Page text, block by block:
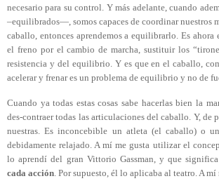
necesario para su control. Y más adelante, cuando
–equilibrados—, somos capaces de coordinar nuestros
caballo, entonces aprendemos a equilibrarlo. Es
el freno por el cambio de marcha, sustituir los
resistencia y del equilibrio. Y es que en el caballo,
acelerar y frenar es un problema de equilibrio y no de
Cuando ya todas estas cosas sabe hacerlas bien la
des-contraer todas las articulaciones del caballo. Y, de
nuestras. Es inconcebible un atleta (el caballo) o
debidamente relajado. A mí me gusta utilizar el
lo aprendí del gran Vittorio Gassman, y que significa
cada acción . Por supuesto, él lo aplicaba al teatro. A